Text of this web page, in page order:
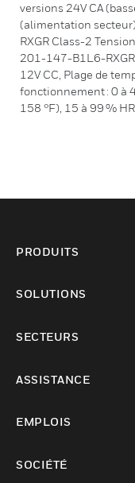
versions 24V CA
(alimentation
RXGR Class-2
201-147-B1L6-
12V CC, Plage de
fonctionnement : 0 à
158 °F), 15 à 99 %
PRODUITS
SOLUTIONS
SECTEURS
ASSISTANCE
EMPLOIS
SOCIÉTÉ